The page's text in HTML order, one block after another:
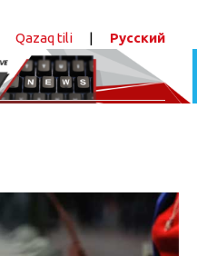
Qazaq tili | Русский